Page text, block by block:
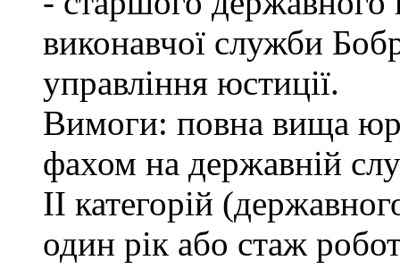
виконавчої служби
управління юстиції.
Вимоги: повна вища
фахом на державній
II категорій
один рік або стаж